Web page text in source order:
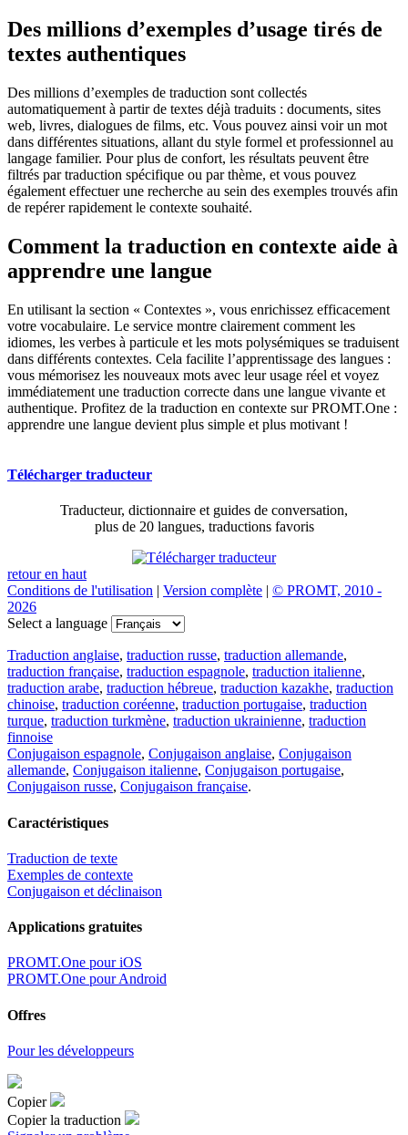
Des millions d’exemples d’usage tirés de
textes authentiques
Des millions d’exemples de traduction sont collectés
automatiquement à partir de textes déjà traduits : documents, sites
web, livres, dialogues de films, etc. Vous pouvez ainsi voir un mot
dans différentes situations, allant du style formel et professionnel au
langage familier. Pour plus de confort, les résultats peuvent être
filtrés par traduction spécifique ou par thème, et vous pouvez
également effectuer une recherche au sein des exemples trouvés afin
de repérer rapidement le contexte souhaité.
Comment la traduction en contexte aide à
apprendre une langue
En utilisant la section « Contextes », vous enrichissez efficacement
votre vocabulaire. Le service montre clairement comment les
idiomes, les verbes à particule et les mots polysémiques se traduisent
dans différents contextes. Cela facilite l’apprentissage des langues :
vous mémorisez les nouveaux mots avec leur usage réel et voyez
immédiatement une traduction correcte dans une langue vivante et
authentique. Profitez de la traduction en contexte sur PROMT.One :
apprendre une langue devient plus simple et plus motivant !
Télécharger traducteur
Traducteur, dictionnaire et guides de conversation,
plus de 20 langues, traductions favoris
retour en haut
Conditions de l'utilisation | Version complète | © PROMT, 2010 -
2026
Select a language
Traduction anglaise, traduction russe, traduction allemande,
traduction française, traduction espagnole, traduction italienne,
traduction arabe, traduction hébreue, traduction kazakhe, traduction
chinoise, traduction coréenne, traduction portugaise, traduction
turque, traduction turkmène, traduction ukrainienne, traduction
finnoise
Conjugaison espagnole, Conjugaison anglaise, Conjugaison
allemande, Conjugaison italienne, Conjugaison portugaise,
Conjugaison russe, Conjugaison française.
Caractéristiques
Traduction de texte
Exemples de contexte
Conjugaison et déclinaison
Applications gratuites
PROMT.One pour iOS
PROMT.One pour Android
Offres
Pour les développeurs
Copier
Copier la traduction